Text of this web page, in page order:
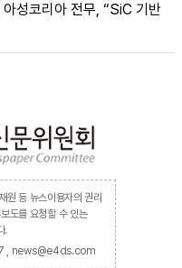
성코리아 전무, “SiC 기반
원 등 뉴스이용자의 권리
도를 요청할 수 있는
.
, news@e4ds.com